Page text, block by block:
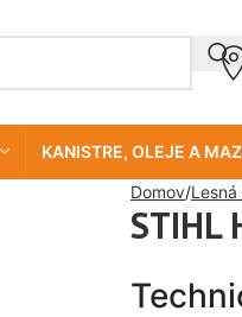
KANISTRE, OLEJE A
Domov
STIHL